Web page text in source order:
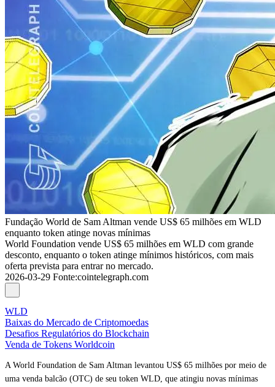
Fundação World de Sam Altman vende US$ 65 milhões em WLD
enquanto token atinge novas mínimas
World Foundation vende US$ 65 milhões em WLD com grande
desconto, enquanto o token atinge mínimos históricos, com mais
oferta prevista para entrar no mercado.
2026-03-29 Fonte:cointelegraph.com
WLD
Baixas do Mercado de Criptomoedas
Desafios Regulatórios do Blockchain
Venda de Tokens Worldcoin
A World Foundation de Sam Altman levantou US$ 65 milhões por meio de
uma venda balcão (OTC) de seu token WLD, que atingiu novas mínimas